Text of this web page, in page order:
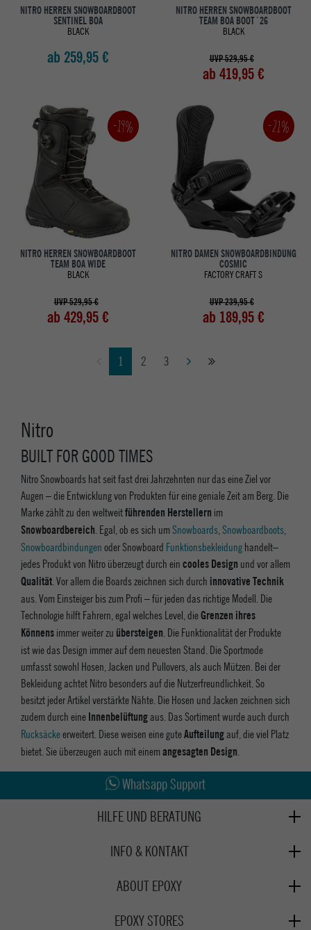
NITRO HERREN SNOWBOARDBOOT
SENTINEL BOA
BLACK
ab 259,95 €
NITRO HERREN SNOWBOARDBOOT
TEAM BOA BOOT´26
BLACK
UVP 529,95 €
ab 419,95 €
-19%
NITRO HERREN SNOWBOARDBOOT
TEAM BOA WIDE
BLACK
UVP 529,95 €
ab 429,95 €
-21%
NITRO DAMEN SNOWBOARDBINDUNG
COSMIC
FACTORY CRAFT S
UVP 239,95 €
ab 189,95 €
1 2 3
Nitro
BUILT FOR GOOD TIMES
Nitro Snowboards hat seit fast drei Jahrzehnten nur das eine Ziel vor
Augen – die Entwicklung von Produkten für eine geniale Zeit am Berg. Die
Marke zählt zu den weltweitführenden Herstellern im
Snowboardbereich . Egal, ob es sich umSnowboards Snowboardboots
Snowboardbindungenoder Snowboard Funktionsbekleidunghandelt–
jedes Produkt von Nitro überzeugt durch eincooles Design und vor allem
Qualität . Vor allem die Boards zeichnen sich durch innovative Technik
aus. Vom Einsteiger bis zum Profi – für jeden das richtige Modell. Die
Technologie hilft Fahrern, egal welches Level, dieGrenzen ihres
Könnensimmer weiter zu übersteigen . Die Funktionalität der Produkte
ist wie das Design immer auf dem neuesten Stand. Die Sportmode
umfasst sowohl Hosen, Jacken und Pullovers, als auch Mützen. Bei der
Bekleidung achtet Nitro besonders auf die Nutzerfreundlichkeit. So
besitzt jeder Artikel verstärkte Nähte. Die Hosen und Jacken zeichnen sich
zudem durch eineInnenbelüftungaus. Das Sortiment wurde auch durch
Rucksäckeerweitert. Diese weisen eine guteAufteilungauf, die viel Platz
bietet. Sie überzeugen auch mit einemangesagten Design
Whatsapp Support
Kauf auf Rechnung
Abholung in den Epoxy Stores
HILFE UND BERATUNG
Retoure
Click & Collect
INFO & KONTAKT
Samstag: 10:00 - 17:00
ABOUT EPOXY
EPOXY STORES